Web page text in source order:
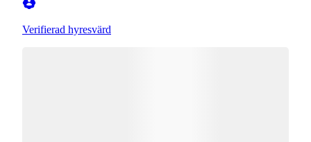
Verifierad hyresvärd